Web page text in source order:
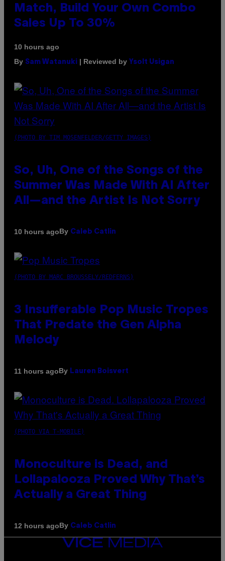
Match, Build Your Own Combo
Sales Up To 30%
10 hours ago
By Sam Watanuki | Reviewed by Ysolt Usigan
(PHOTO BY TIM MOSENFELDER/GETTY IMAGES)
So, Uh, One of the Songs of the
Summer Was Made With AI After
All—and the Artist Is Not Sorry
10 hours agoBy Caleb Catlin
(PHOTO BY MARC BROUSSELY/REDFERNS)
3 Insufferable Pop Music Tropes
That Predate the Gen Alpha
Melody
11 hours agoBy Lauren Boisvert
(PHOTO VIA T-MOBILE)
Monoculture is Dead, and
Lollapalooza Proved Why That’s
Actually a Great Thing
12 hours agoBy Caleb Catlin
VICE